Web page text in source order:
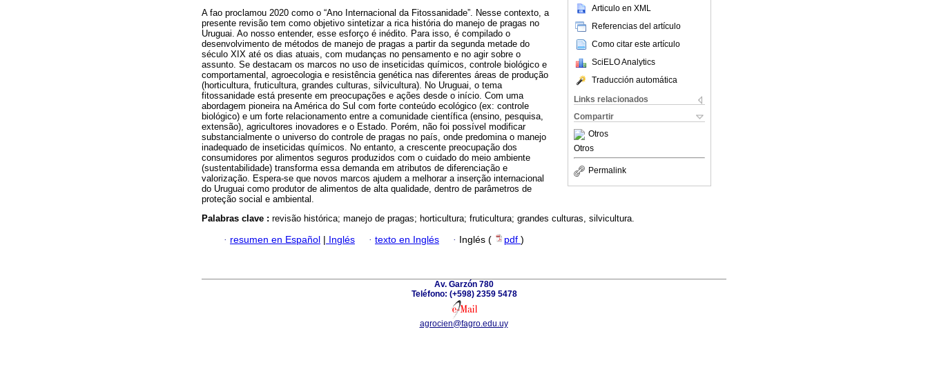
Articulo en XML
Referencias del artículo
Como citar este artículo
SciELO Analytics
Traducción automática
Links relacionados
Compartir
Otros
Otros
Permalink
A fao proclamou 2020 como o “Ano Internacional da Fitossanidade”. Nesse contexto, a
presente revisão tem como objetivo sintetizar a rica história do manejo de pragas no
Uruguai. Ao nosso entender, esse esforço é inédito. Para isso, é compilado o
desenvolvimento de métodos de manejo de pragas a partir da segunda metade do
século XIX até os dias atuais, com mudanças no pensamento e no agir sobre o
assunto. Se destacam os marcos no uso de inseticidas químicos, controle biológico e
comportamental, agroecologia e resistência genética nas diferentes áreas de produção
(horticultura, fruticultura, grandes culturas, silvicultura). No Uruguai, o tema
fitossanidade está presente em preocupações e ações desde o início. Com uma
abordagem pioneira na América do Sul com forte conteúdo ecológico (ex: controle
biológico) e um forte relacionamento entre a comunidade científica (ensino, pesquisa,
extensão), agricultores inovadores e o Estado. Porém, não foi possível modificar
substancialmente o universo do controle de pragas no país, onde predomina o manejo
inadequado de inseticidas químicos. No entanto, a crescente preocupação dos
consumidores por alimentos seguros produzidos com o cuidado do meio ambiente
(sustentabilidade) transforma essa demanda em atributos de diferenciação e
valorização. Espera-se que novos marcos ajudem a melhorar a inserção internacional
do Uruguai como produtor de alimentos de alta qualidade, dentro de parâmetros de
proteção social e ambiental.
Palabras clave : revisão histórica; manejo de pragas; horticultura; fruticultura; grandes culturas, silvicultura.
· resumen en Español | Inglés · texto en Inglés · Inglés ( pdf )
Av. Garzón 780
Teléfono: (+598) 2359 5478
agrocien@fagro.edu.uy